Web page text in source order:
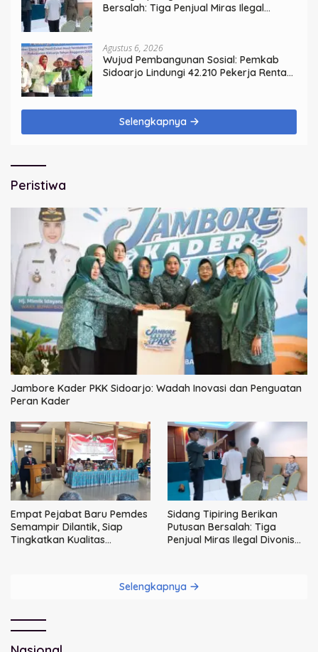
Bersalah: Tiga Penjual Miras Ilegal
Agustus 6, 2026
Wujud Pembangunan Sosial: Pemkab
Sidoarjo Lindungi 42.210 Pekerja Rentan
Selengkapnya
Peristiwa
Jambore Kader PKK Sidoarjo: Wadah Inovasi dan Penguatan
Peran Kader
Empat Pejabat Baru Pemdes
Semampir Dilantik, Siap
Tingkatkan Kualitas
Sidang Tipiring Berikan
Putusan Bersalah: Tiga
Penjual Miras Ilegal Divonis
Selengkapnya